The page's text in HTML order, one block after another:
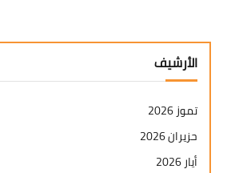
الأرشيف
تموز 2026
حزيران 2026
أيار 2026